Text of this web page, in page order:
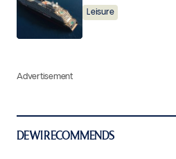
Leisure
Advertisement
DEWI RECOMMENDS